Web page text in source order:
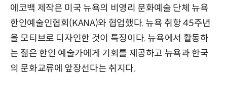
에코백 제작은 미국 뉴욕의 비영리 문화예술 단체 뉴욕
한인예술인협회(KANA)와 협업했다. 뉴욕 취항 45주년
을 모티브로 디자인한 것이 특징이다. 뉴욕에서 활동하
는 젊은 한인 예술가에게 기회를 제공하고 뉴욕과 한국
의 문화교류에 앞장선다는 취지다.